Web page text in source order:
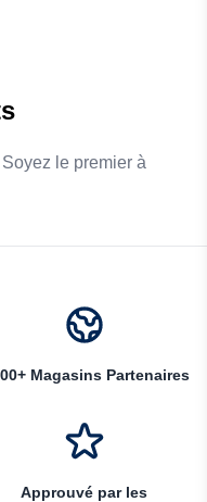
le premier à
Magasins Partenaires
Approuvé par les